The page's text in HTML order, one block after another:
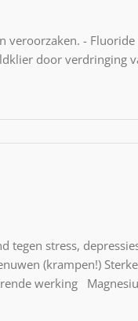
veroorzaken. -
door verdringing
tegen stress,
(krampen!)
werking